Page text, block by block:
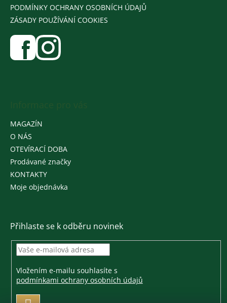
PODMÍNKY OCHRANY OSOBNÍCH ÚDAJŮ
ZÁSADY POUŽÍVÁNÍ COOKIES
MAGAZÍN
O NÁS
OTEVÍRACÍ DOBA
Prodávané značky
KONTAKTY
Moje objednávka
Přihlaste se k odběru novinek
Vložením e-mailu souhlasíte s
podmínkami ochrany osobních údajů